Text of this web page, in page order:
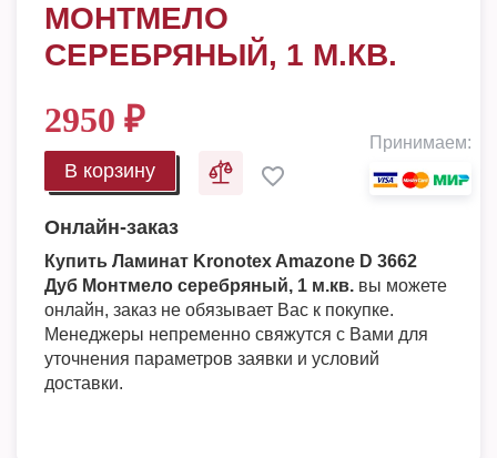
МОНТМЕЛО
СЕРЕБРЯНЫЙ, 1 М.КВ.
2950 ₽
В корзину
Принимаем:
Онлайн-заказ
Купить Ламинат Kronotex Amazone D 3662
Дуб Монтмело серебряный, 1 м.кв. вы можете
онлайн, заказ не обязывает Вас к покупке.
Менеджеры непременно свяжутся с Вами для
уточнения параметров заявки и условий
доставки.